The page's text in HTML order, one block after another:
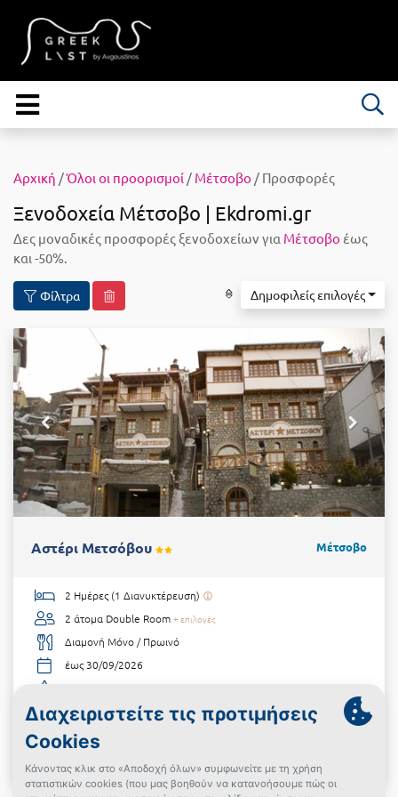
Αρχική /Όλοι οι προορισμοί / Μέτσοβο / Προσφορές
Ξενοδοχεία Μέτσοβο | Ekdromi.gr
Δες μοναδικές προσφορές ξενοδοχείων για Μέτσοβο έως
και -50%.
Φίλτρα Δημοφιλείς επιλογές
Αστέρι Μετσόβου Μέτσοβο
2 Ημέρες (1 Διανυκτέρευση)
2 άτομα Double Room + επιλογές
Διαμονή Μόνο / Πρωινό
έως 30/09/2026
από€60 Δες την προσφορά
Powered By